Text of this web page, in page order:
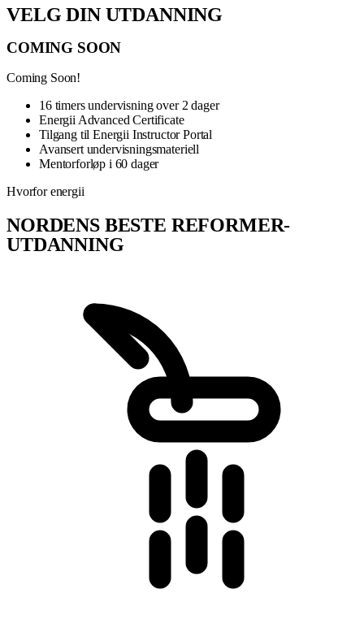
VELG DIN UTDANNING
COMING SOON
Coming Soon!
16 timers undervisning over 2 dager
Energii Advanced Certificate
Tilgang til Energii Instructor Portal
Avansert undervisningsmateriell
Mentorforløp i 60 dager
Hvorfor energii
NORDENS BESTE REFORMER-
UTDANNING